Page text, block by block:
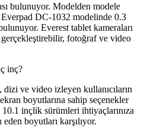
bulunuyor. Modelden modele
DC-1032 modelinde 0.3
Everest tablet kameraları
fotoğraf ve video
inç?
ve video izleyen kullanıcıların
boyutlarına sahip seçenekler
inçlik sürümleri ihtiyaçlarınıza
boyutları karşılıyor.